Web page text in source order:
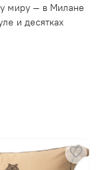
миру — в Милане
и десятках